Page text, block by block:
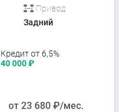
Привод
Задний
Кредит от 6,5%
40 000₽
от 23 680 ₽/мес.